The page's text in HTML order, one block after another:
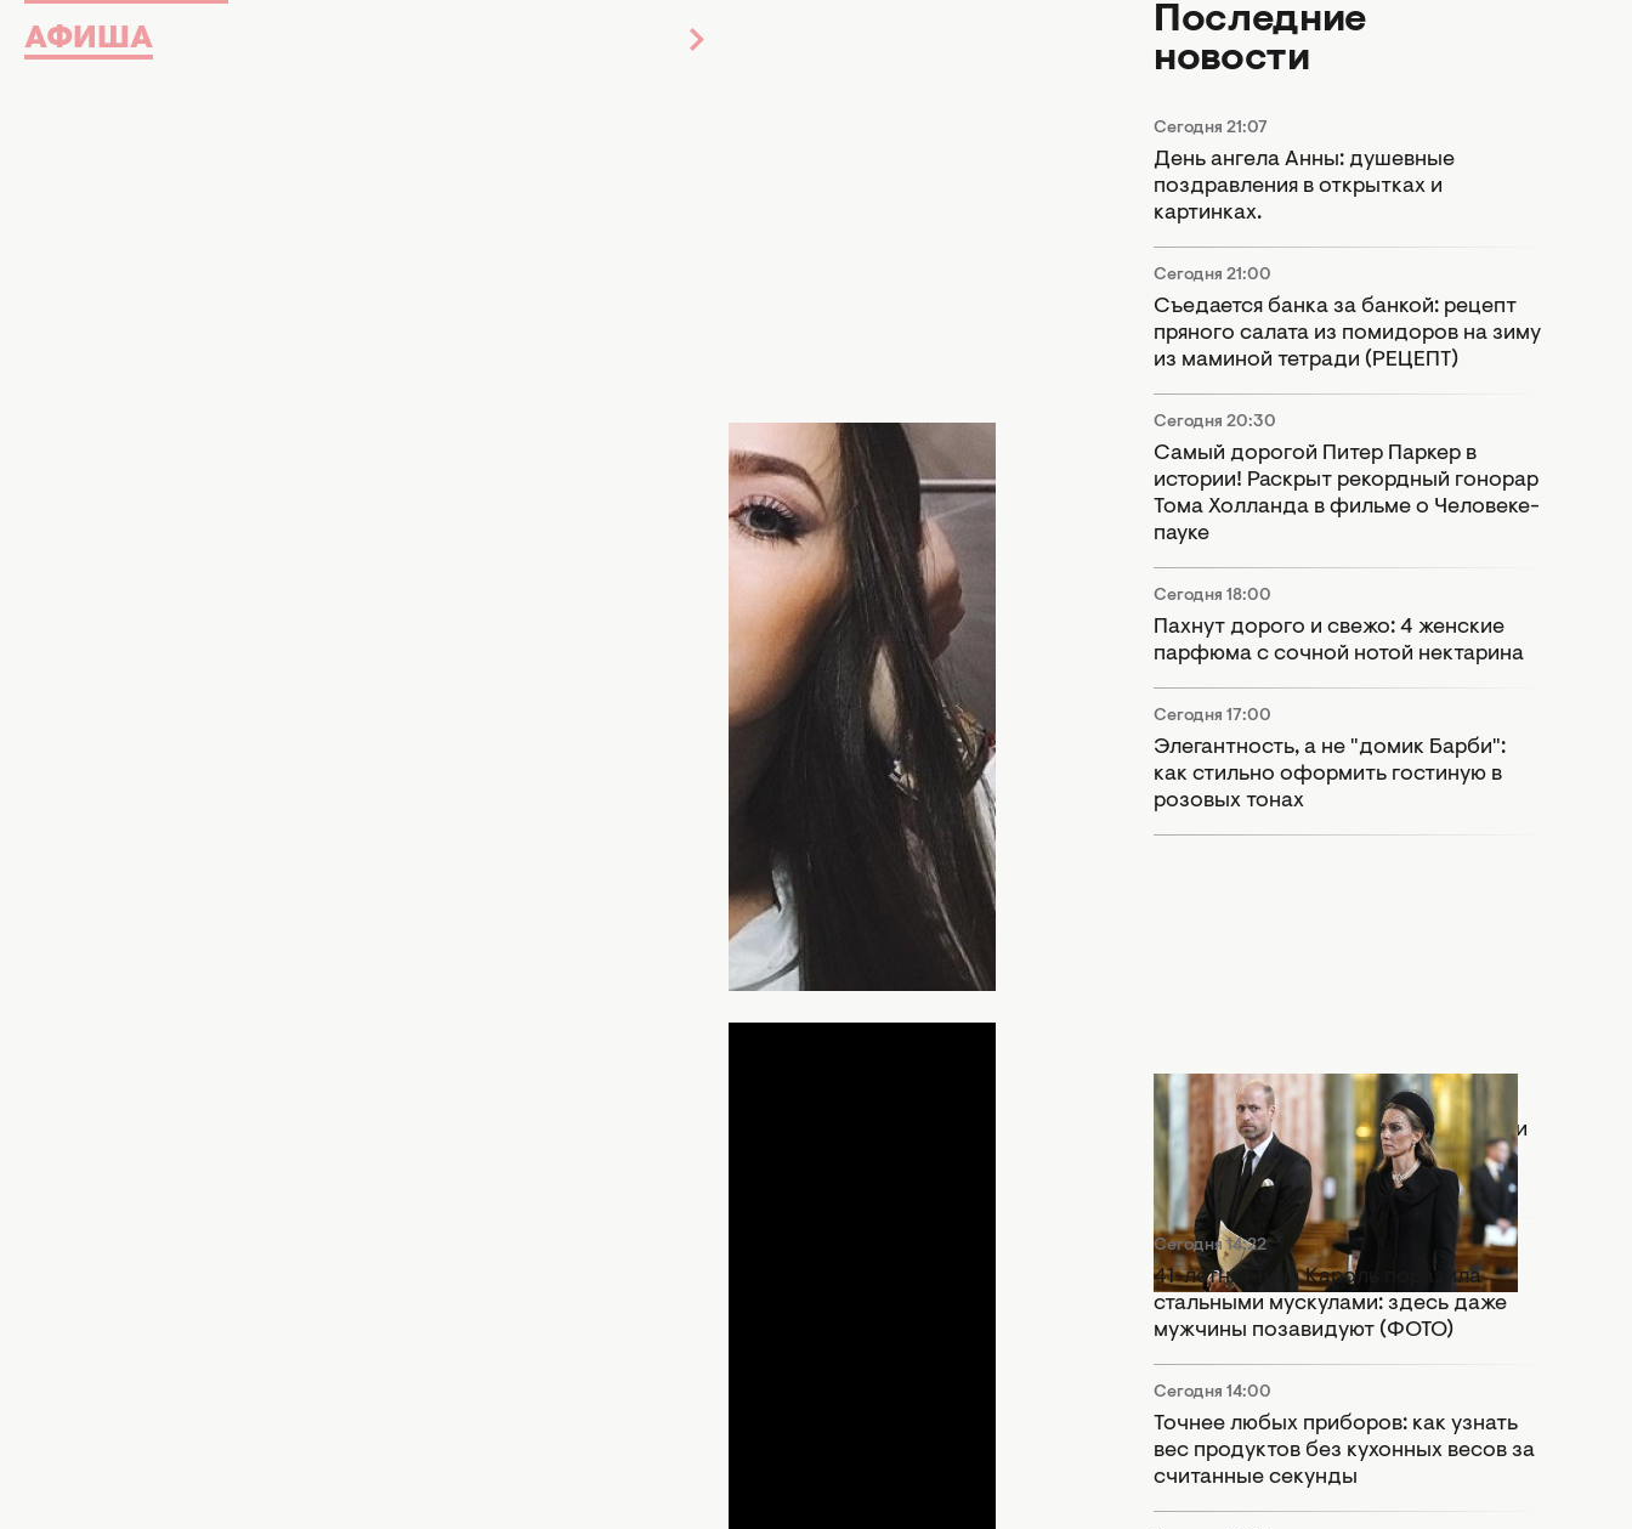
АФИША
Пока наши читатели обсуждают новость о том, чтоДмитрий Тарасов
пьяные танцы Ольги Бузовой в
телеведущая из "Дома-2"
Анастасии Костенко , чтобы
телеведущая Ольга Бузова и футболист Дмитрий Тарасов
. По словам Ольги, причиной разрыва
. Сейчас
футболист перестал прятать новую девушку и уже живет вместе с ней, а
Ольга Бузова прибегла к
, перекрасилась в брюнетку, а теперь даже нарастила волосы, так
Последние
новости
Сегодня 21:07
День ангела Анны: душевные
поздравления в открытках и
картинках.
Сегодня 21:00
Съедается банка за банкой: рецепт
пряного салата из помидоров на зиму
из маминой тетради (РЕЦЕПТ)
Сегодня 20:30
Самый дорогой Питер Паркер в
истории! Раскрыт рекордный гонорар
Тома Холланда в фильме о Человеке-
пауке
Сегодня 18:00
Пахнут дорого и свежо: 4 женские
парфюма с сочной нотой нектарина
Сегодня 17:00
Элегантность, а не "домик Барби":
как стильно оформить гостиную в
розовых тонах
Сегодня 15:55
Раскол в монархии: Кейт Миддлтон и
принц Уильям попали в громкий
скандал
Сегодня 14:22
41-летняя Тина Кароль поразила
стальными мускулами: здесь даже
мужчины позавидуют (ФОТО)
Сегодня 14:00
Точнее любых приборов: как узнать
вес продуктов без кухонных весов за
считанные секунды